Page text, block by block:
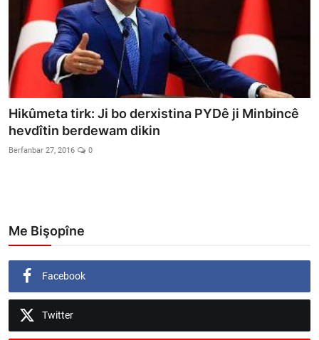
Hikûmeta tirk: Ji bo derxistina PYDê ji Minbincê
hevdîtin berdewam dikin
Berfanbar 27, 2016 0
Me Bişopîne
Facebook
Twitter